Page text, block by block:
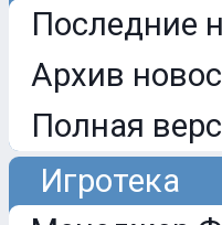
Последние
Архив
Полная
Игротека